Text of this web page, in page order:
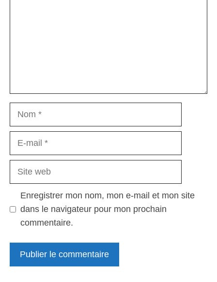
Nom
Site
Enregistrer mon nom, mon e-mail et mon site
dans le navigateur pour mon prochain
commentaire.